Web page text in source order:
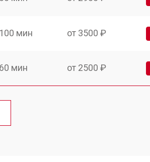
мин от 3500 ₽
мин от 2500 ₽
мин